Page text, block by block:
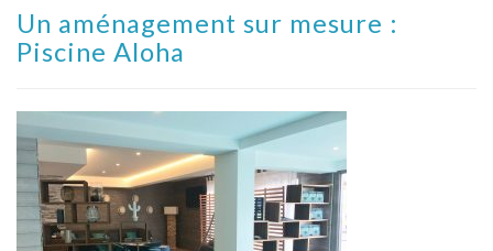
Un aménagement sur mesure :
Piscine Aloha